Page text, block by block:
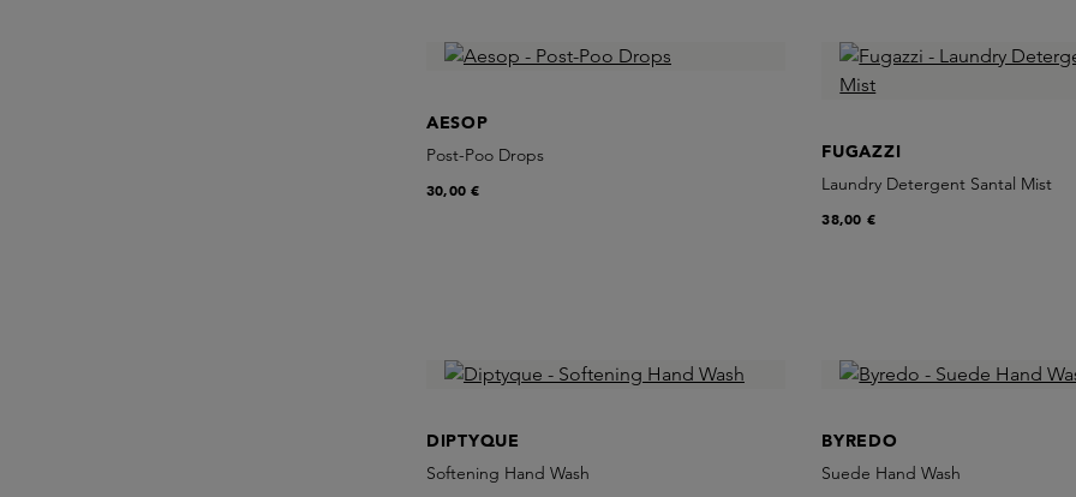
AESOP
Post-Poo Drops
30,00 €
FUGAZZI
Laundry Detergent Santal Mist
38,00 €
DIPTYQUE
Softening Hand Wash
BYREDO
Suede Hand Wash